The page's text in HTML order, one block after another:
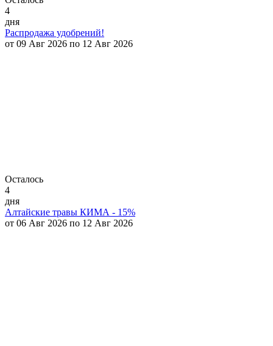
4
дня
Распродажа удобрений!
от 09 Авг 2026 по 12 Авг 2026
Осталось
4
дня
Алтайские травы КИМА - 15%
от 06 Авг 2026 по 12 Авг 2026